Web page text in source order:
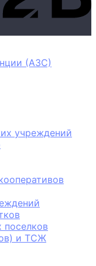
(АЗС)
учреждений
и ТСЖ